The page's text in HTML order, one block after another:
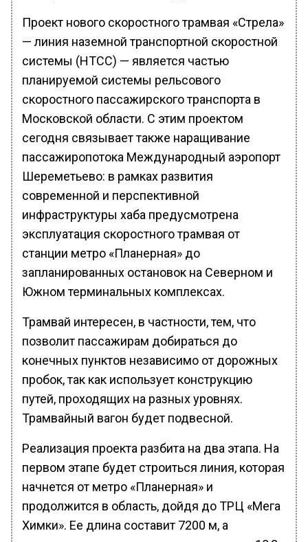
Проект нового скоростного трамвая «Стрела»
— линия наземной транспортной скоростной
системы (НТСС) — является частью
планируемой системы рельсового
скоростного пассажирского транспорта в
Московской области. С этим проектом
сегодня связывает также наращивание
пассажиропотока Международный аэропорт
Шереметьево: в рамках развития
современной и перспективной
инфраструктуры хаба предусмотрена
эксплуатация скоростного трамвая от
станции метро «Планерная» до
запланированных остановок на Северном и
Южном терминальных комплексах.
Трамвай интересен, в частности, тем, что
позволит пассажирам добираться до
конечных пунктов независимо от дорожных
пробок, так как использует конструкцию
путей, проходящих на разных уровнях.
Трамвайный вагон будет подвесной.
Реализация проекта разбита на два этапа. На
первом этапе будет строиться линия, которая
начнется от метро «Планерная» и
продолжится в область, дойдя до ТРЦ «Мега
Химки». Ее длина составит 7200 м, а